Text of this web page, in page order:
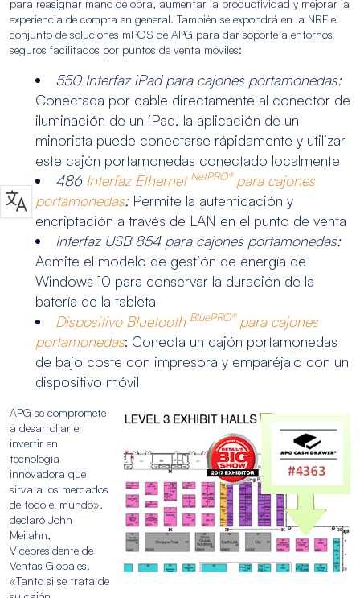
para reasignar mano de obra, aumentar la productividad y mejorar la
experiencia de compra en general. También se expondrá en la NRF el
conjunto de soluciones mPOS de APG para dar soporte a entornos
seguros facilitados por puntos de venta móviles:
550 Interfaz iPad para cajones portamonedas:
Conectada por cable directamente al conector de
iluminación de un iPad, la aplicación de un
minorista puede conectarse rápidamente y utilizar
este cajón portamonedas conectado localmente
486 Interfaz Ethernet NetPRO®para cajones
portamonedas:Permite la autenticación y
encriptación a través de LAN en el punto de venta
Interfaz USB 854 para cajones portamonedas:
Admite el modelo de gestión de energía de
Windows 10 para conservar la duración de la
batería de la tableta
Dispositivo Bluetooth BluePRO®para cajones
portamonedas: Conecta un cajón portamonedas
de bajo coste con impresora y emparéjalo con un
dispositivo móvil
APG se compromete
a desarrollar e
invertir en
tecnología
innovadora que
sirva a los mercados
de todo el mundo»,
declaró John
Meilahn,
Vicepresidente de
Ventas Globales.
«Tanto si se trata de